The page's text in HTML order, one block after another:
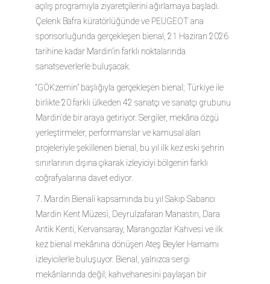
açılış programıyla ziyaretçilerini ağırlamaya başladı.
Çelenk Bafra küratörlüğünde ve PEUGEOT ana
sponsorluğunda gerçekleşen bienal, 21 Haziran 2026
tarihine kadar Mardin’in farklı noktalarında
sanatseverlerle buluşacak.
“GÖKzemin” başlığıyla gerçekleşen bienal; Türkiye ile
birlikte 20 farklı ülkeden 42 sanatçı ve sanatçı grubunu
Mardin’de bir araya getiriyor. Sergiler, mekâna özgü
yerleştirmeler, performanslar ve kamusal alan
projeleriyle şekillenen bienal, bu yıl ilk kez eski şehrin
sınırlarının dışına çıkarak izleyiciyi bölgenin farklı
coğrafyalarına davet ediyor.
7. Mardin Bienali kapsamında bu yıl Sakıp Sabancı
Mardin Kent Müzesi, Deyrulzafaran Manastırı, Dara
Antik Kenti, Kervansaray, Marangozlar Kahvesi ve ilk
kez bienal mekânına dönüşen Ateş Beyler Hamamı
izleyicilerle buluşuyor. Bienal, yalnızca sergi
mekânlarında değil; kahvehanesini paylaşan bir